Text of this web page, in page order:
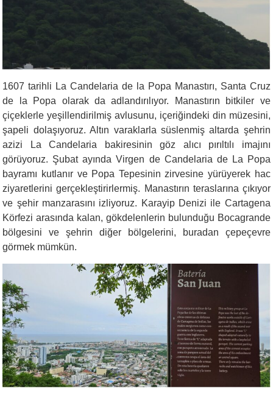
1607 tarihli La Candelaria de la Popa Manastırı, Santa Cruz
de la Popa olarak da adlandırılıyor. Manastırın bitkiler ve
çiçeklerle yeşillendirilmiş avlusunu, içeriğindeki din müzesini,
şapeli dolaşıyoruz. Altın varaklarla süslenmiş altarda şehrin
azizi La Candelaria bakiresinin göz alıcı pırıltılı imajını
görüyoruz. Şubat ayında Virgen de Candelaria de La Popa
bayramı kutlanır ve Popa Tepesinin zirvesine yürüyerek hac
ziyaretlerini gerçekleştirirlermiş. Manastırın teraslarına çıkıyor
ve şehir manzarasını izliyoruz. Karayip Denizi ile Cartagena
Körfezi arasında kalan, gökdelenlerin bulunduğu Bocagrande
bölgesini ve şehrin diğer bölgelerini, buradan çepeçevre
görmek mümkün.